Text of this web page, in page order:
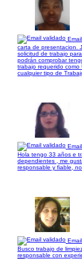
carta de presentacion.
solicitud de trabajo
podrán comprobar
trabajo requerido como
cualquier tipo de
Hola tengo 33 años e
dependientes , me
responsable y fiable,
Busco trabajo de
responsable con